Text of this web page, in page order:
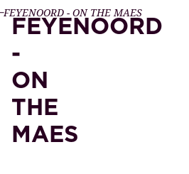
FEYENOORD - ON THE MAES
FEYENOORD
-
ON
THE
MAES